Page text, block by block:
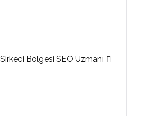
Sirkeci Bölgesi SEO Uzmanı